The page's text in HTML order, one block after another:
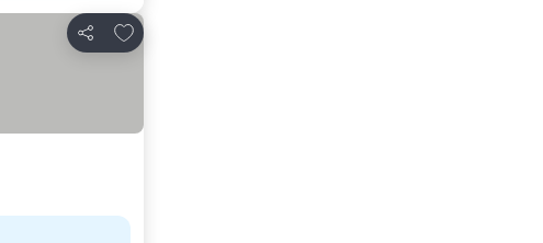
Partilhar
Adicionar aos favoritos